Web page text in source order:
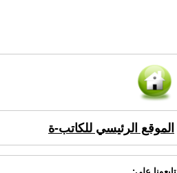
الموقع الرئيسي للكاتب-ة